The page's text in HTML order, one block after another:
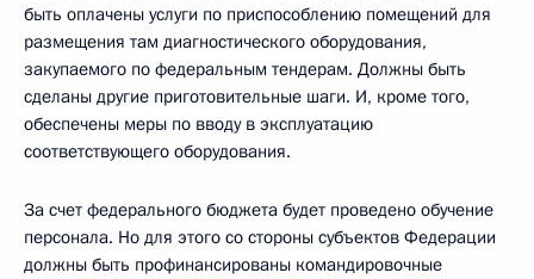
быть оплачены услуги по приспособлению помещений для
размещения там диагностического оборудования,
закупаемого по федеральным тендерам. Должны быть
сделаны другие приготовительные шаги. И, кроме того,
обеспечены меры по вводу в эксплуатацию
соответствующего оборудования.
За счет федерального бюджета будет проведено обучение
персонала. Но для этого со стороны субъектов Федерации
должны быть профинансированы командировочные